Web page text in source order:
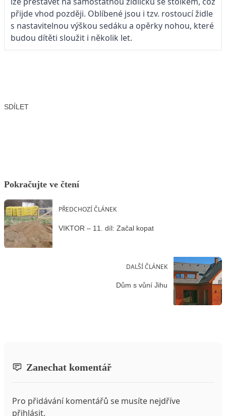
přijde vhod později. Oblíbené jsou i tzv. rostoucí židle
s nastavitelnou výškou sedáku a opěrky nohou, které
budou dítěti sloužit i několik let.
SDÍLET
Pokračujte ve čtení
PŘEDCHOZÍ ČLÁNEK
VIKTOR – 11. díl: Začal kopat
DALŠÍ ČLÁNEK
Dům s vůní Jihu
Zanechat komentář
Pro přidávání komentářů se musíte nejdříve
přihlásit.